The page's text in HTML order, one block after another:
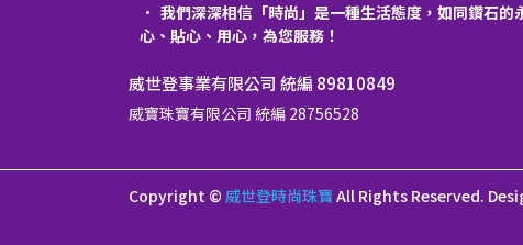
我們深深相信「時尚」是一種生活態度，如同鑽石
心、貼心、用心，為您服務！
威世登事業有限公司 統編 89810849
威寶珠寶有限公司 統編 28756528
Copyright © 威世登時尚珠寶 All Rights Reserved.